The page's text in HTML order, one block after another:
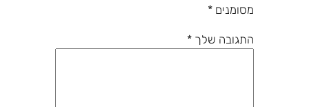
מסומנים *
התגובה שלך *